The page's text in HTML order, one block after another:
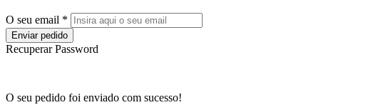
O seu email *
Enviar pedido
Recuperar Password
O seu pedido foi enviado com sucesso!